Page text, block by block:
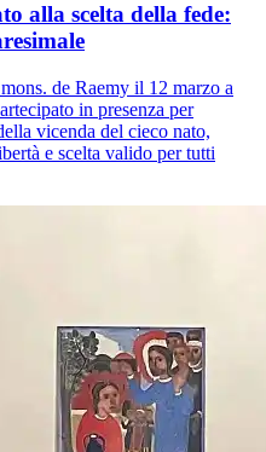
alla scelta della fede:
de Raemy il 12 marzo a
in presenza per
vicenda del cieco nato,
e scelta valido per tutti